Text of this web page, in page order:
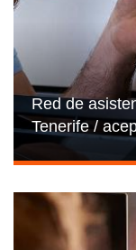
Red de
Tenerife /